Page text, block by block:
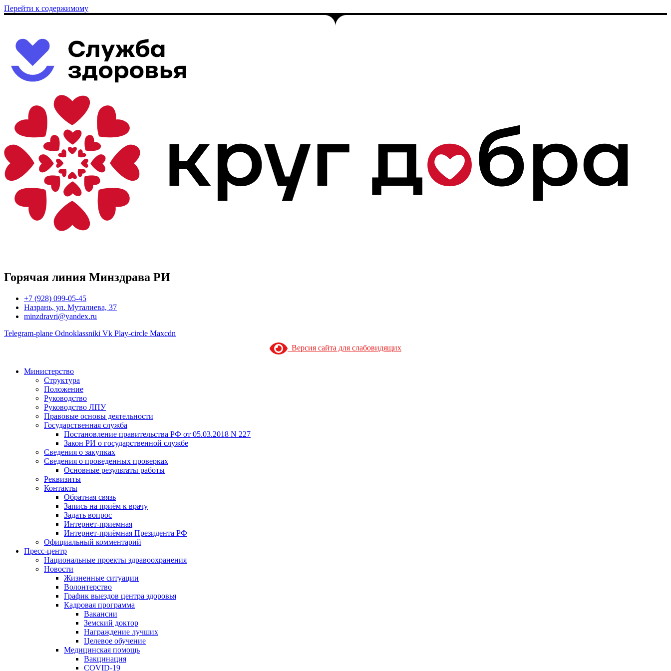
Перейти к содержимому
Горячая линия Минздрава РИ
+7 (928) 099-05-45
Назрань, ул. Муталиева, 37
minzdravri@yandex.ru
Telegram-plane Odnoklassniki Vk Play-circle Maxcdn
Версия сайта для слабовидящих
Министерство
Структура
Положение
Руководство
Руководство ЛПУ
Правовые основы деятельности
Государственная служба
Постановление правительства РФ от 05.03.2018 N 227
Закон РИ о государственной службе
Сведения о закупках
Сведения о проведенных проверках
Основные результаты работы
Реквизиты
Контакты
Обратная связь
Запись на приём к врачу
Задать вопрос
Интернет-приемная
Интернет-приёмная Президента РФ
Официальный комментарий
Пресс-центр
Национальные проекты здравоохранения
Новости
Жизненные ситуации
Волонтерство
График выездов центра здоровья
Кадровая программа
Вакансии
Земский доктор
Награждение лучших
Целевое обучение
Медицинская помощь
Вакцинация
COVID-19